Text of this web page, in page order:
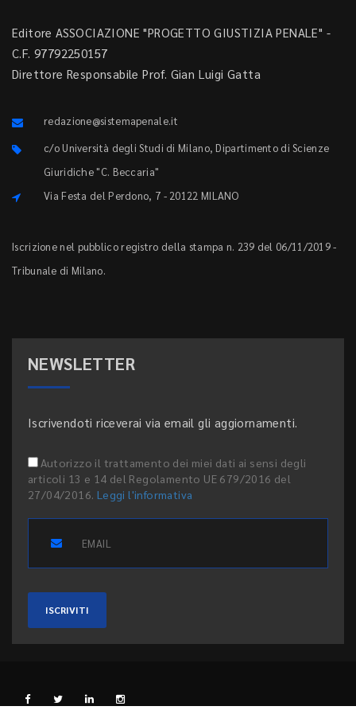
Editore ASSOCIAZIONE "PROGETTO GIUSTIZIA PENALE" -
C.F. 97792250157
Direttore Responsabile Prof. Gian Luigi Gatta
redazione@sistemapenale.it
c/o Università degli Studi di Milano, Dipartimento di Scienze
Giuridiche "C. Beccaria"
Via Festa del Perdono, 7 - 20122 MILANO
Iscrizione nel pubblico registro della stampa n. 239 del 06/11/2019 -
Tribunale di Milano.
NEWSLETTER
Iscrivendoti riceverai via email gli aggiornamenti.
Autorizzo il trattamento dei miei dati ai sensi degli
articoli 13 e 14 del Regolamento UE 679/2016 del
27/04/2016. Leggi l'informativa
ISCRIVITI